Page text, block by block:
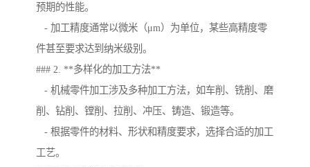
预期的性能。
- 加工精度通常以微米（μm）为单位，某些高精度零
件甚至要求达到纳米级别。
### 2. **多样化的加工方法**
- 机械零件加工涉及多种加工方法，如车削、铣削、磨
削、钻削、镗削、拉削、冲压、铸造、锻造等。
- 根据零件的材料、形状和精度要求，选择合适的加工
工艺。